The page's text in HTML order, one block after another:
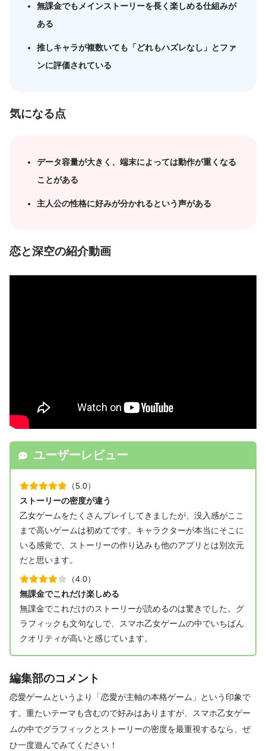
無課金でもメインストーリーを長く楽しめる仕組みが
ある
推しキャラが複数いても「どれもハズレなし」とファ
ンに評価されている
気になる点
データ容量が大きく、端末によっては動作が重くなる
ことがある
主人公の性格に好みが分かれるという声がある
恋と深空の紹介動画
ユーザーレビュー
（5.0）
ストーリーの密度が違う
乙女ゲームをたくさんプレイしてきましたが、没入感がここ
まで高いゲームは初めてです。キャラクターが本当にそこに
いる感覚で、ストーリーの作り込みも他のアプリとは別次元
だと思います。
（4.0）
無課金でこれだけ楽しめる
無課金でこれだけのストーリーが読めるのは驚きでした。グ
ラフィックも文句なしで、スマホ乙女ゲームの中でいちばん
クオリティが高いと感じています。
編集部のコメント
恋愛ゲームというより「恋愛が主軸の本格ゲーム」という印象で
す。重たいテーマも含むので好みはありますが、スマホ乙女ゲー
ムの中でグラフィックとストーリーの密度を最重視するなら、ぜ
ひ一度遊んでみてください！